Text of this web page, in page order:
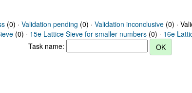
(0) · Validation pending (0) · Validation inconclusive(0) ·
(0) · 15e Lattice Sieve for smaller numbers (0) · 16e
Task name: